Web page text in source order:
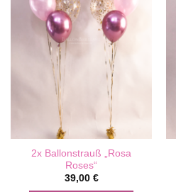
2x Ballonstrauß „Rosa
Roses“
39,00 €